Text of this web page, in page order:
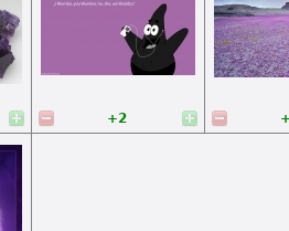
+2